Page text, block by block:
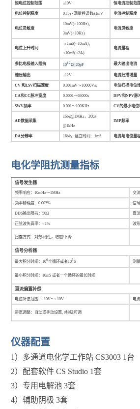
电化学阻抗测量指标
仪器配置
1）多通道电化学工作站 CS3003 1台
2） 配套软件 CS Studio 1套
3） 专用电解池 3套
4） 辅助阴极 3套